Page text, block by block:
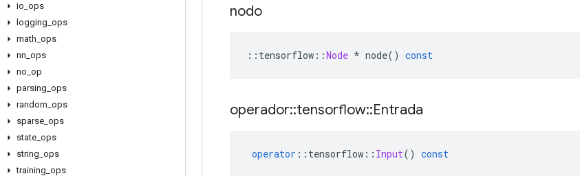
io ops
logging ops
math ops
nn ops
no op
parsing ops
random ops
sparse ops
state ops
string ops
training ops
nodo
:: tensorflow ::Node * node() const
operador::tensorflow::Entrada
operator :: tensorflow :: Input() const